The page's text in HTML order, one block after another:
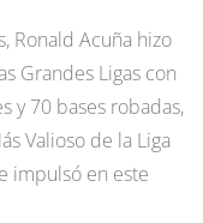
Ronald Acuña hizo
Grandes Ligas con
y 70 bases robadas,
Valioso de la Liga
impulsó en este